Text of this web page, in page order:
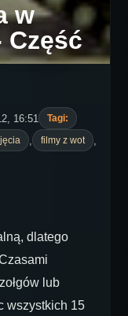
w
Część
16:51
Tagi:
filmy z wot
dlatego
lub
wszystkich 15